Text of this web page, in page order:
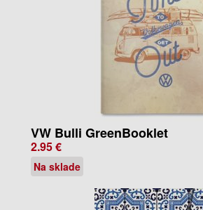
VW Bulli GreenBooklet
2.95 €
Na sklade